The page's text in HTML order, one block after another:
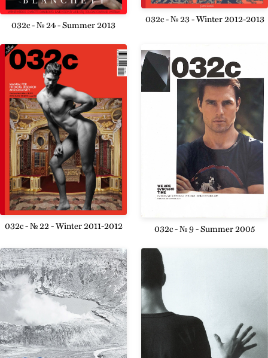
032c - № 24 - Summer 2013 032c - № 23 - Winter 2012-2013
032c - № 22 - Winter 2011-2012 032c - № 9 - Summer 2005